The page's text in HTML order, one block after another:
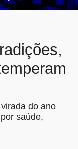
do ano
saúde,